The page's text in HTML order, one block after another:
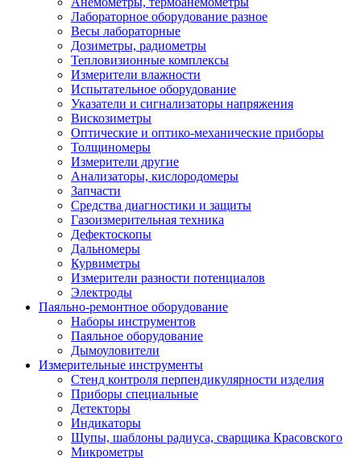
Лабораторное оборудование разное
Весы лабораторные
Дозиметры, радиометры
Тепловизионные комплексы
Измерители влажности
Испытательное оборудование
Указатели и сигнализаторы напряжения
Вискозиметры
Оптические и оптико-механические приборы
Толщиномеры
Измерители другие
Анализаторы, кислородомеры
Запчасти
Средства диагностики и защиты
Газоизмерительная техника
Дефектоскопы
Дальномеры
Курвиметры
Измерители разности потенциалов
Электроды
Паяльно-ремонтное оборудование
Наборы инструментов
Паяльное оборудование
Дымоуловители
Измерительные инструменты
Стенд контроля перпендикулярности изделия
Приборы специальные
Детекторы
Индикаторы
Щупы, шаблоны радиуса, сварщика Красовского
Микрометры